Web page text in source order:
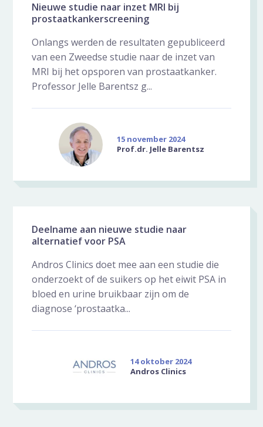
Nieuwe studie naar inzet MRI bij
prostaatkankerscreening
Onlangs werden de resultaten gepubliceerd
van een Zweedse studie naar de inzet van
MRI bij het opsporen van prostaatkanker.
Professor Jelle Barentsz g...
15 november 2024
Prof.dr. Jelle Barentsz
Deelname aan nieuwe studie naar
alternatief voor PSA
Andros Clinics doet mee aan een studie die
onderzoekt of de suikers op het eiwit PSA in
bloed en urine bruikbaar zijn om de
diagnose ‘prostaatka...
14 oktober 2024
Andros Clinics